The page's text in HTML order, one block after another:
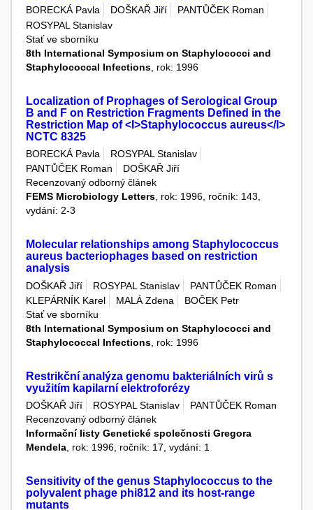
BORECKÁ Pavla DOŠKAŘ Jiří
PANTŮČEK Roman
ROSYPAL Stanislav
Stať ve sborníku
8th International Symposium on Staphylococci and
Staphylococcal Infections , rok: 1996
Localization of Prophages of Serological Group
B and F on Restriction Fragments Defined in the
Restriction Map of <I>Staphylococcus aureus</I>
NCTC 8325
BORECKÁ Pavla
ROSYPAL Stanislav
PANTŮČEK Roman
DOŠKAŘ Jiří
Recenzovaný odborný článek
FEMS Microbiology Letters, rok: 1996, ročník: 143,
vydání: 2-3
Molecular relationships among Staphylococcus
aureus bacteriophages based on restriction
analysis
DOŠKAŘ Jiří ROSYPAL Stanislav
PANTŮČEK Roman
KLEPÁRNÍK Karel
MALÁ Zdena
BOČEK Petr
Stať ve sborníku
8th International Symposium on Staphylococci and
Staphylococcal Infections , rok: 1996
Restrikční analýza genomu bakteriálních virů s
využitím kapilarní elektroforézy
DOŠKAŘ Jiří ROSYPAL Stanislav
PANTŮČEK Roman
Recenzovaný odborný článek
Informační listy Genetické společnosti Gregora
Mendela, rok: 1996, ročník: 17, vydání: 1
Sensitivity of the genus Staphylococcus to the
polyvalent phage phi812 and its host-range
mutants